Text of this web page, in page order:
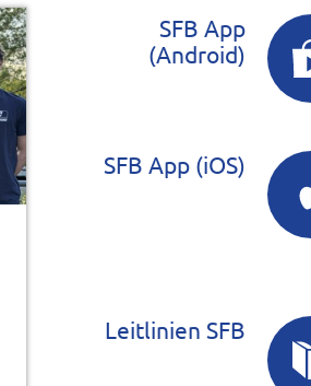
SFB App
(Android)
SFB App (iOS)
Leitlinien SFB